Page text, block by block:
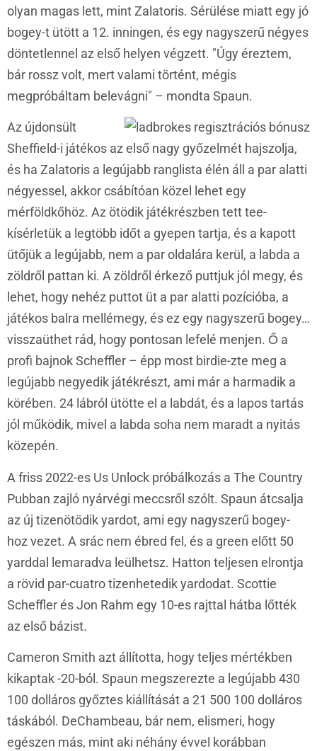
olyan magas lett, mint Zalatoris. Sérülése miatt egy jó
bogey-t ütött a 12. inningen, és egy nagyszerű négyes
döntetlennel az első helyen végzett. "Úgy éreztem,
bár rossz volt, mert valami történt, mégis
megpróbáltam belevágni" – mondta Spaun.
Az újdonsült
Sheffield-i játékos az első nagy győzelmét hajszolja,
és ha Zalatoris a legújabb ranglista élén áll a par alatti
négyessel, akkor csábítóan közel lehet egy
mérföldkőhöz. Az ötödik játékrészben tett tee-
kísérletük a legtöbb időt a gyepen tartja, és a kapott
ütőjük a legújabb, nem a par oldalára kerül, a labda a
zöldről pattan ki. A zöldről érkező puttjuk jól megy, és
lehet, hogy nehéz puttot üt a par alatti pozícióba, a
játékos balra mellémegy, és ez egy nagyszerű bogey…
visszaüthet rád, hogy pontosan lefelé menjen. Ő a
profi bajnok Scheffler – épp most birdie-zte meg a
legújabb negyedik játékrészt, ami már a harmadik a
körében. 24 lábról ütötte el a labdát, és a lapos tartás
jól működik, mivel a labda soha nem maradt a nyitás
közepén.
A friss 2022-es Us Unlock próbálkozás a The Country
Pubban zajló nyárvégi meccsről szólt. Spaun átcsalja
az új tizenötödik yardot, ami egy nagyszerű bogey-
hoz vezet. A srác nem ébred fel, és a green előtt 50
yarddal lemaradva leülhetsz. Hatton teljesen elrontja
a rövid par-cuatro tizenhetedik yardodat. Scottie
Scheffler és Jon Rahm egy 10-es rajttal hátba lőtték
az első bázist.
Cameron Smith azt állította, hogy teljes mértékben
kikaptak -20-ból. Spaun megszerezte a legújabb 430
100 dolláros győztes kiállítását a 21 500 100 dolláros
táskából. DeChambeau, bár nem, elismeri, hogy
egészen más, mint aki néhány évvel korábban